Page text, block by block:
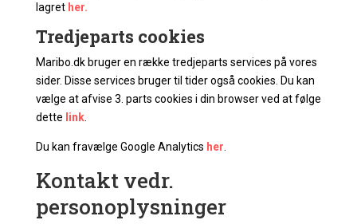
lagret her.
Tredjeparts cookies
Maribo.dk bruger en række tredjeparts services på vores
sider. Disse services bruger til tider også cookies. Du kan
vælge at afvise 3. parts cookies i din browser ved at følge
dette link.
Du kan fravælge Google Analytics her
Kontakt vedr.
personoplysninger